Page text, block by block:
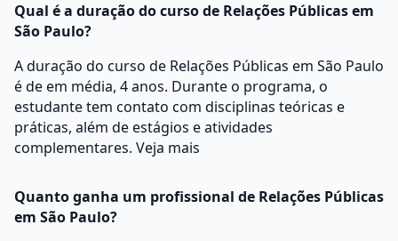
Qual é a duração do curso de Relações Públicas em
São Paulo?
A duração do curso de Relações Públicas em São Paulo
é de em média, 4 anos. Durante o programa, o
estudante tem contato com disciplinas teóricas e
práticas, além de estágios e atividades
complementares. Veja mais
Quanto ganha um profissional de Relações Públicas
em São Paulo?